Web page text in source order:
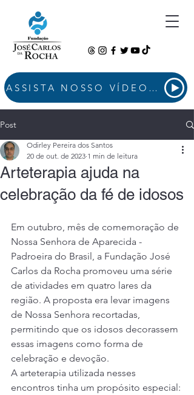
ASSISTA NOSSO VÍDEO INSTITUCIONAL
Post
Arteterapia ajuda na
celebração da fé de idosos
Odirley Pereira dos Santos
20 de out. de 2023 1 min de leitura
Em outubro, mês de comemoração de
Nossa Senhora de Aparecida -
Padroeira do Brasil, a Fundação José
Carlos da Rocha promoveu uma série
de atividades em quatro lares da
região. A proposta era levar imagens
de Nossa Senhora recortadas,
permitindo que os idosos decorassem
essas imagens como forma de
celebração e devoção.
A arteterapia utilizada nesses
encontros tinha um propósito especial: